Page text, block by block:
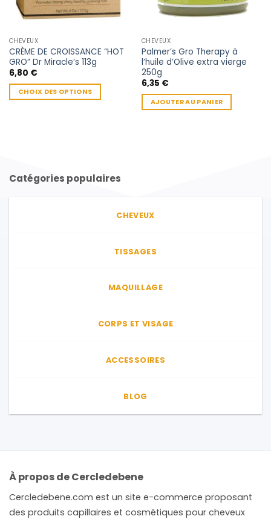
CHEVEUX
CRÈME DE CROISSANCE “HOT
GRO” Dr Miracle’s 113g
6,80 €
CHOIX DES OPTIONS
options
CHEVEUX
Palmer’s Gro Therapy à
l’huile d’Olive extra vierge
250g
6,35 €
AJOUTER AU PANIER
Catégories populaires
CHEVEUX
TISSAGES
MAQUILLAGE
CORPS ET VISAGE
ACCESSOIRES
BLOG
À propos de Cercledebene
Cercledebene.com est un site e-commerce proposant
des produits capillaires et cosmétiques pour cheveux